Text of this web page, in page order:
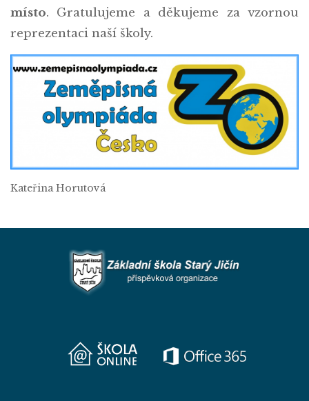
místo. Gratulujeme a děkujeme za vzornou
reprezentaci naší školy.
Kateřina Horutová